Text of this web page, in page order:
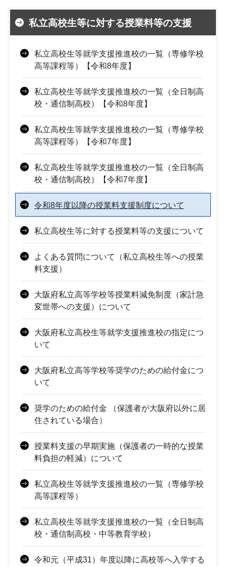
私立高校生等に対する授業料等の支援
私立高校生等就学支援推進校の一覧（専修学校
高等課程等）【令和8年度】
私立高校生等就学支援推進校の一覧（全日制高
校・通信制高校）【令和8年度】
私立高校生等就学支援推進校の一覧（専修学校
高等課程等）【令和7年度】
私立高校生等就学支援推進校の一覧（全日制高
校・通信制高校）【令和7年度】
令和8年度以降の授業料支援制度について
私立高校生等に対する授業料等の支援について
よくある質問について（私立高校生等への授業
料支援）
大阪府私立高等学校等授業料減免制度（家計急
変世帯への支援）について
大阪府私立高校生等就学支援推進校の指定につ
いて
大阪府私立高等学校等奨学のための給付金につ
いて
奨学のための給付金 （保護者が大阪府以外に居
住されている場合）
授業料支援の早期実施（保護者の一時的な授業
料負担の軽減）について
私立高校生等就学支援推進校の一覧（専修学校
高等課程等）
私立高校生等就学支援推進校の一覧（全日制高
校・通信制高校・中等教育学校）
令和元（平成31）年度以降に高校等へ入学する